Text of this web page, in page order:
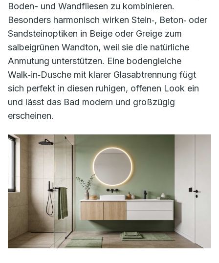
Boden- und Wandfliesen zu kombinieren.
Besonders harmonisch wirken Stein‑, Beton‑ oder
Sandsteinoptiken in Beige oder Greige zum
salbeigrünen Wandton, weil sie die natürliche
Anmutung unterstützen. Eine bodengleiche
Walk‑in‑Dusche mit klarer Glasabtrennung fügt
sich perfekt in diesen ruhigen, offenen Look ein
und lässt das Bad modern und großzügig
erscheinen.